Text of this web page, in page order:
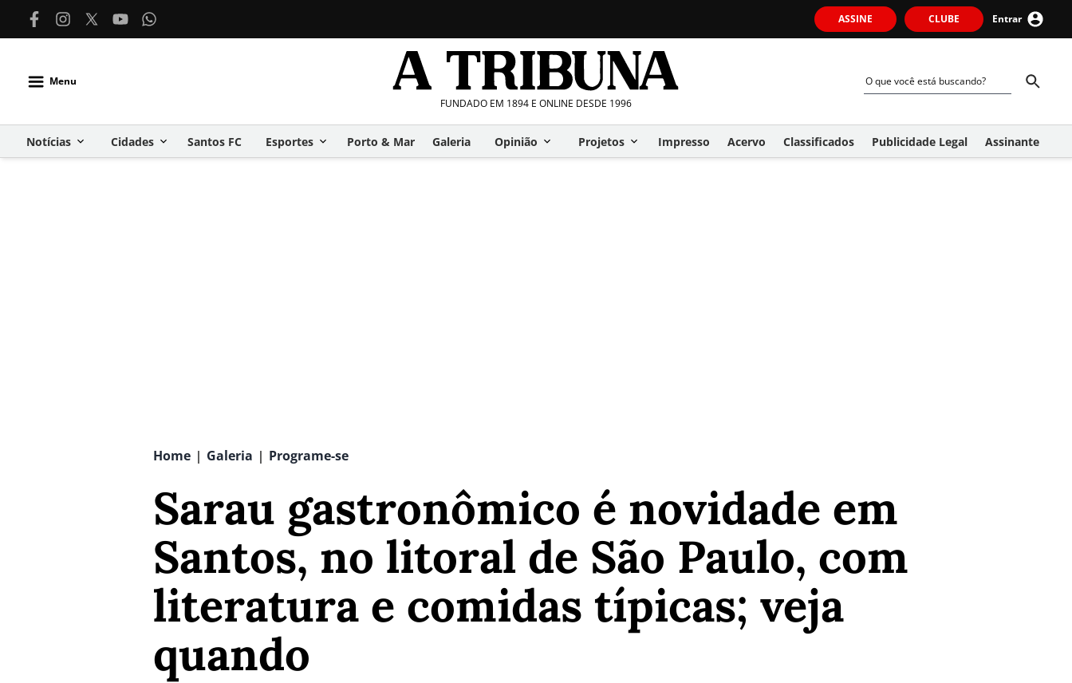
ASSINE CLUBE Entrar
Menu
FUNDADO EM 1894 E ONLINE DESDE 1996
Notícias Cidades Santos FC Esportes Porto & Mar Galeria Opinião Projetos Impresso Acervo Classificados Publicidade Legal Assinante
Home | Galeria | Programe-se
Sarau gastronômico é novidade em
Santos, no litoral de São Paulo, com
literatura e comidas típicas; veja
quando